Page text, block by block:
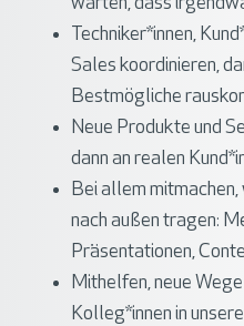
Techniker*innen,
Sales koordinieren,
Bestmögliche
Neue Produkte und
dann an realen
Bei allem
nach außen tragen:
Präsentationen,
Mithelfen, neue
Kolleg*innen in